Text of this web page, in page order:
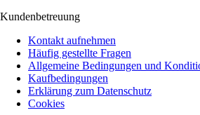
Kundenbetreuung
Kontakt aufnehmen
Häufig gestellte Fragen
Allgemeine Bedingungen und
Kaufbedingungen
Erklärung zum Datenschutz
Cookies